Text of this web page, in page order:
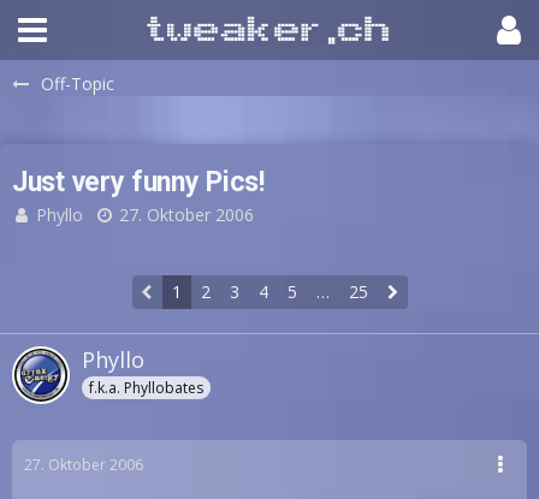
Off-Topic
Just very funny Pics!
Phyllo 27. Oktober 2006
1 2 3 4 5 … 25
Phyllo
f.k.a. Phyllobates
27. Oktober 2006